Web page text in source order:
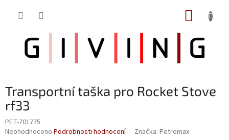
Transportní taška pro Rocket Stove
rf33
PET-701775
Průměrné
Neohodnoceno Podrobnosti hodnocení Značka: Petromax